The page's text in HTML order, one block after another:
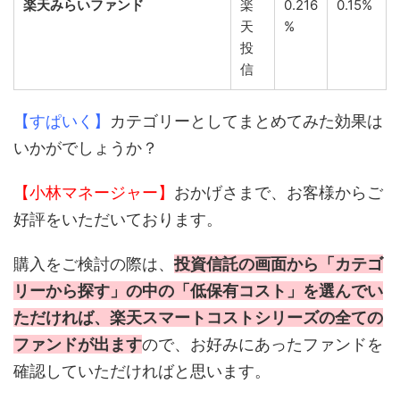
楽天みらいファンド
楽
天
投
信
0.216
%
0.15%
【すぱいく】 カテゴリーとしてまとめてみた効果は
いかがでしょうか？
【小林マネージャー】 おかげさまで、お客様からご
好評をいただいております。
購入をご検討の際は、投資信託の画面から「カテゴ
リーから探す」の中の「低保有コスト」を選んでい
ただければ、楽天スマートコストシリーズの全ての
ファンドが出ますので、お好みにあったファンドを
確認していただければと思います。